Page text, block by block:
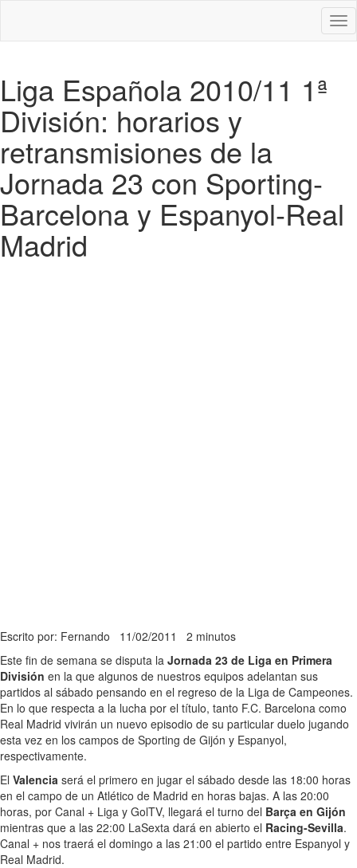
Liga Española 2010/11 1ª
División: horarios y
retransmisiones de la
Jornada 23 con Sporting-
Barcelona y Espanyol-Real
Madrid
Escrito por: Fernando 11/02/2011 2 minutos
Este fin de semana se disputa la Jornada 23 de Liga en Primera
División en la que algunos de nuestros equipos adelantan sus
partidos al sábado pensando en el regreso de la Liga de Campeones.
En lo que respecta a la lucha por el título, tanto F.C. Barcelona como
Real Madrid vivirán un nuevo episodio de su particular duelo jugando
esta vez en los campos de Sporting de Gijón y Espanyol,
respectivamente.
El Valencia será el primero en jugar el sábado desde las 18:00 horas
en el campo de un Atlético de Madrid en horas bajas. A las 20:00
horas, por Canal + Liga y GolTV, llegará el turno del Barça en Gijón
mientras que a las 22:00 LaSexta dará en abierto el Racing-Sevilla.
Canal + nos traerá el domingo a las 21:00 el partido entre Espanyol y
Real Madrid.